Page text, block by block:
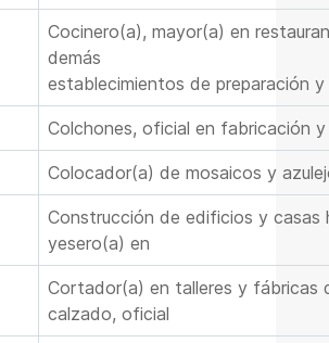
Cocinero(a), mayor(a) en
demás
establecimientos de preparación
Colchones, oficial en fabricación
Colocador(a) de mosaicos y
Construcción de edificios y casas
yesero(a) en
Cortador(a) en talleres y fábricas
calzado, oficial